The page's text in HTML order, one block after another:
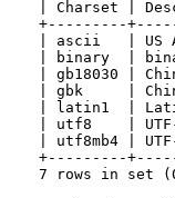
| Charset |
+---------
| ascii   |
| binary  |
| gb18030 |
| gbk     |
| latin1  |
| utf8    |
| utf8mb4 |
+---------
7 rows in set